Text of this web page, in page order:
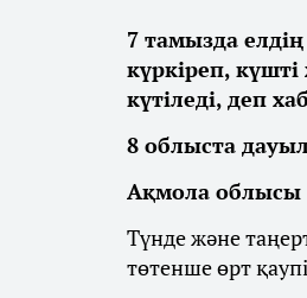
7 тамызда
күркіреп,
күтіледі, деп
8 облыста
Ақмола облысы
Түнде және
төтенше өрт